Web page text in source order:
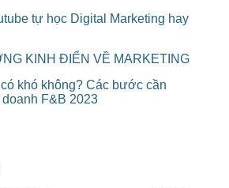
tự học Digital Marketing hay
KINH ĐIỂN VỀ MARKETING
khó không? Các bước cần
F&B 2023